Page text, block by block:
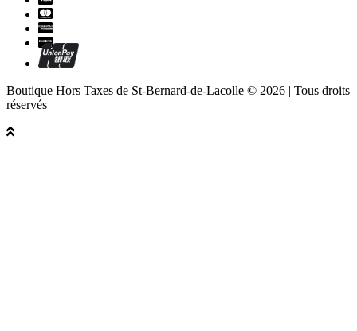
Boutique Hors Taxes de St-Bernard-de-Lacolle © 2026 | Tous droits
réservés